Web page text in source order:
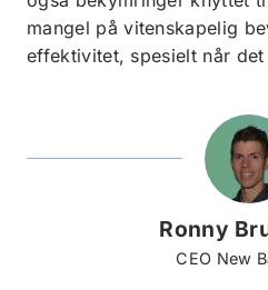
mangel på vitenskapelig
effektivitet, spesielt når
Ronny
CEO New